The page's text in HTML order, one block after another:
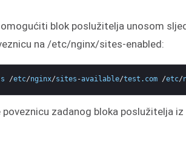
blok poslužitelja unosom
na /etc/nginx/sites-enabled:
s /etc/nginx/sites -available/test . com /etc/
zadanog bloka poslužitelja